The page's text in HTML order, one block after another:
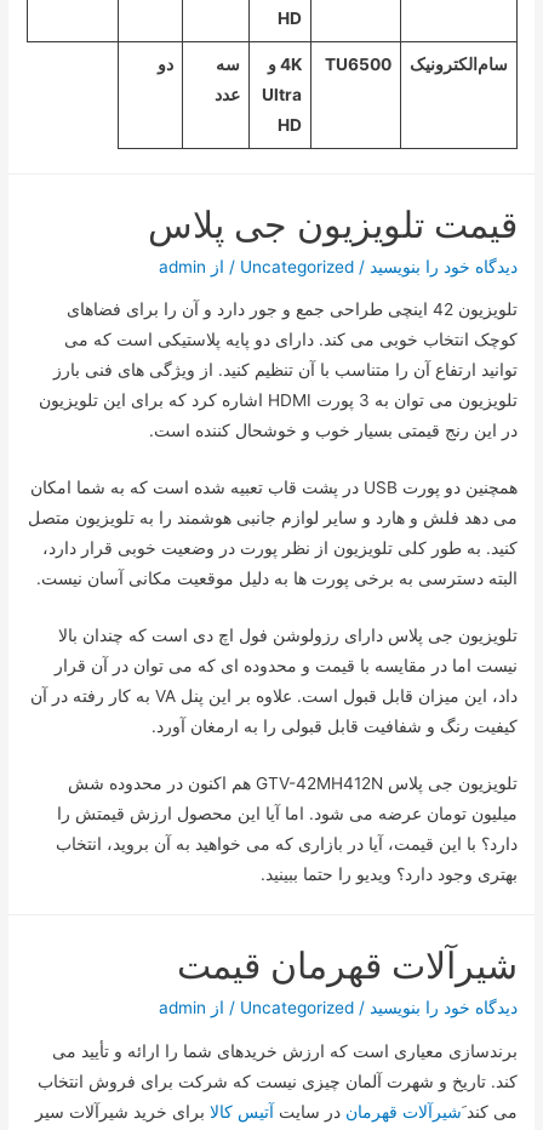
HD
سام‌الکترونیک TU6500
4K و
Ultra
HD
سه
عدد
دو
قیمت تلویزیون جی پلاس
دیدگاه‌ خود را بنویسید /
Uncategorized / از admin
تلویزیون 42 اینچی طراحی جمع و جور دارد و آن را برای فضاهای
کوچک انتخاب خوبی می کند. دارای دو پایه پلاستیکی است که می
توانید ارتفاع آن را متناسب با آن تنظیم کنید. از ویژگی های فنی بارز
تلویزیون می توان به 3 پورت HDMI اشاره کرد که برای این تلویزیون
در این رنج قیمتی بسیار خوب و خوشحال کننده است.
همچنین دو پورت USB در پشت قاب تعبیه شده است که به شما امکان
می دهد فلش و هارد و سایر لوازم جانبی هوشمند را به تلویزیون متصل
کنید. به طور کلی تلویزیون از نظر پورت در وضعیت خوبی قرار دارد،
البته دسترسی به برخی پورت ها به دلیل موقعیت مکانی آسان نیست.
تلویزیون جی پلاس دارای رزولوشن فول اچ دی است که چندان بالا
نیست اما در مقایسه با قیمت و محدوده ای که می توان در آن قرار
داد، این میزان قابل قبول است. علاوه بر این پنل VA به کار رفته در آن
کیفیت رنگ و شفافیت قابل قبولی را به ارمغان آورد.
تلویزیون جی پلاس GTV-42MH412N هم اکنون در محدوده شش
میلیون تومان عرضه می شود. اما آیا این محصول ارزش قیمتش را
دارد؟ با این قیمت، آیا در بازاری که می خواهید به آن بروید، انتخاب
بهتری وجود دارد؟ ویدیو را حتما ببینید.
شیرآلات قهرمان قیمت
دیدگاه‌ خود را بنویسید /
Uncategorized / از admin
برندسازی معیاری است که ارزش خریدهای شما را ارائه و تأیید می
کند. تاریخ و شهرت آلمان چیزی نیست که شرکت برای فروش انتخاب
می کند َشیرآلات قهرمان در سایت آتیس کالا برای خرید شیرآلات سیر